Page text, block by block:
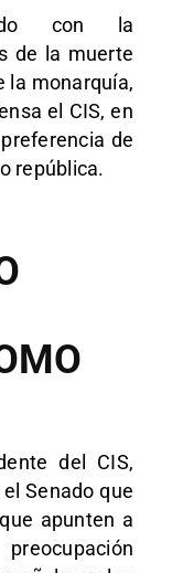
con la
de la muerte
la monarquía,
el CIS, en
de
república.
del CIS,
Senado que
apunten a